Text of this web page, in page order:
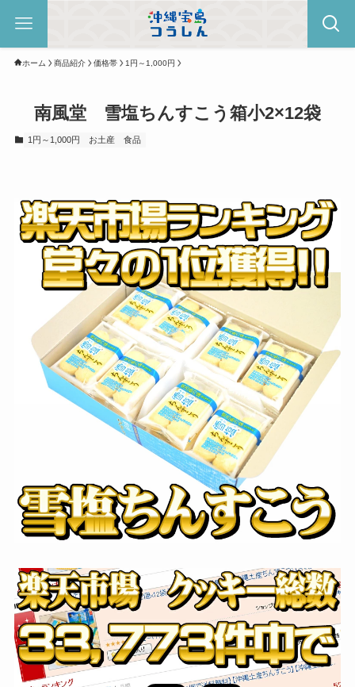
ホーム 商品紹介 価格帯 1円～1,000円
南風堂 雪塩ちんすこう箱小2×12袋
1円～1,000円 お土産 食品